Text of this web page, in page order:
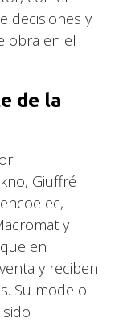
decisiones y
obra en el
de la
Giuffré
y
en
y reciben
Su modelo